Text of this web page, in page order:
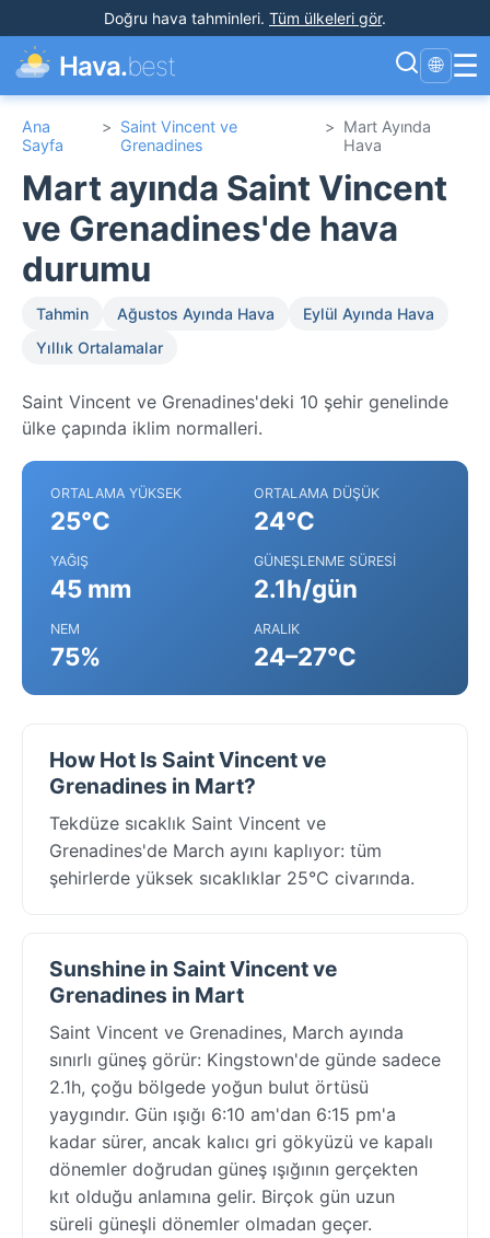
Doğru hava tahminleri. Tüm ülkeleri gör.
Hava.best 🌐 ☰
Ana
Sayfa
> Saint Vincent ve
Grenadines
> Mart Ayında
Hava
Mart ayında Saint Vincent
ve Grenadines'de hava
durumu
Tahmin Ağustos Ayında Hava
Eylül Ayında Hava
Yıllık Ortalamalar
Saint Vincent ve Grenadines'deki 10 şehir genelinde
ülke çapında iklim normalleri.
ORTALAMA YÜKSEK
25°C
ORTALAMA DÜŞÜK
24°C
YAĞIŞ
45 mm
GÜNEŞLENME SÜRESI
2.1h/gün
NEM
75%
ARALIK
24–27°C
How Hot Is Saint Vincent ve
Grenadines in Mart?
Tekdüze sıcaklık Saint Vincent ve
Grenadines'de March ayını kaplıyor: tüm
şehirlerde yüksek sıcaklıklar 25°C civarında.
Sunshine in Saint Vincent ve
Grenadines in Mart
Saint Vincent ve Grenadines, March ayında
sınırlı güneş görür: Kingstown'de günde sadece
2.1h, çoğu bölgede yoğun bulut örtüsü
yaygındır. Gün ışığı 6:10 am'dan 6:15 pm'a
kadar sürer, ancak kalıcı gri gökyüzü ve kapalı
dönemler doğrudan güneş ışığının gerçekten
kıt olduğu anlamına gelir. Birçok gün uzun
süreli güneşli dönemler olmadan geçer.